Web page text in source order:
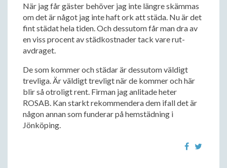
När jag får gäster behöver jag inte längre skämmas
om det är något jag inte haft ork att städa. Nu är det
fint städat hela tiden. Och dessutom får man dra av
en viss procent av städkostnader tack vare rut-
avdraget.
De som kommer och städar är dessutom väldigt
trevliga. Är väldigt trevligt när de kommer och här
blir så otroligt rent. Firman jag anlitade heter
ROSAB. Kan starkt rekommendera dem ifall det är
någon annan som funderar på hemstädning i
Jönköping.